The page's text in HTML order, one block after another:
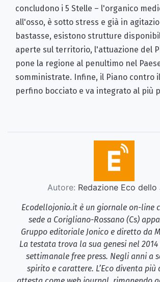
concludono i 5 Stelle – l'organico
all'osso, è sotto stress e già in
bastasse, esistono strutture
aperte sul territorio, l'attuazione del
pone la regione al penultimo nel
somministrate. Infine, il Piano contro
perfino bocciato e va integrato al più
Autore: Redazione Eco dello
Ecodellojonio.it è un giornale on-line
sede a Corigliano-Rossano (Cs)
Gruppo editoriale Jonico e diretto da
La testata trova la sua genesi nel 2014
settimanale free press. Negli anni a
spirito e carattere. L’Eco diventa più